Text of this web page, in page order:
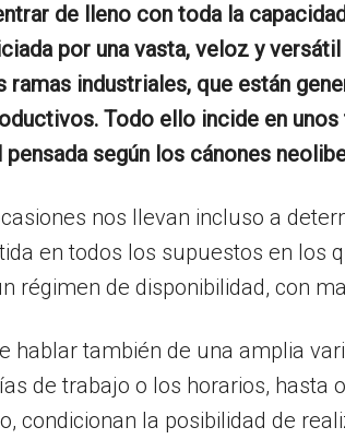
de lleno con toda la
por una vasta, veloz y
ramas industriales, que están
Todo ello incide en
según los cánones
nos llevan incluso a
en todos los supuestos en los
régimen de disponibilidad, con
hablar también de una amplia
de trabajo o los horarios,
condicionan la posibilidad de